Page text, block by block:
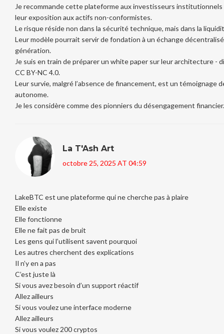
Je recommande cette plateforme aux investisseurs
leur exposition aux actifs non-conformistes.
Le risque réside non dans la sécurité technique, mais dans la
Leur modèle pourrait servir de fondation à un échange
génération.
Je suis en train de préparer un white paper sur leur architecture -
CC BY-NC 4.0.
Leur survie, malgré l’absence de financement, est un témoignage
autonome.
Je les considère comme des pionniers du désengagement financier.
La T'Ash Art
octobre 25, 2025 AT 04:59
LakeBTC est une plateforme qui ne cherche pas à plaire
Elle existe
Elle fonctionne
Elle ne fait pas de bruit
Les gens qui l’utilisent savent pourquoi
Les autres cherchent des explications
Il n’y en a pas
C’est juste là
Si vous avez besoin d’un support réactif
Allez ailleurs
Si vous voulez une interface moderne
Allez ailleurs
Si vous voulez 200 cryptos